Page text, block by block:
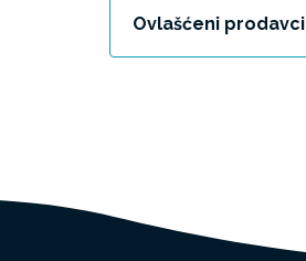
Ovlašćeni prodavci